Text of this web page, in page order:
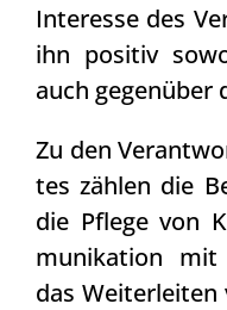
Inter­es­se des
ihn posi­tiv
auch gegen­über
Zu den
tes zäh­len die
die Pfle­ge von
mu­ni­ka­ti­on
das Wei­ter­lei­ten